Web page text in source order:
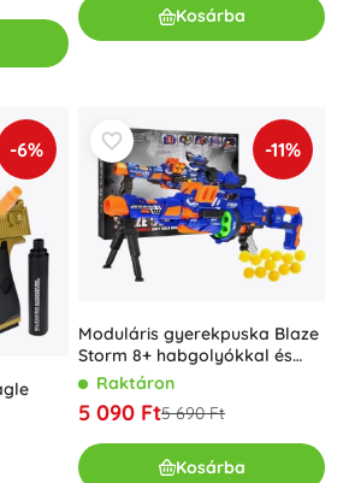
Kosárba
-6% -11%
Moduláris gyerekpuska Blaze
Storm 8+ habgolyókkal és
kiegészítőkkel
Raktáron
5 090 Ft5 690 Ft
Kosárba